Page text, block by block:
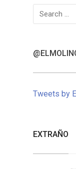
Search
for:
Tweets by
EXTRAÑO